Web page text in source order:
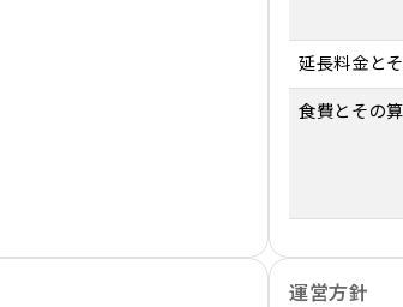
延長料金と
食費とその
運営方針